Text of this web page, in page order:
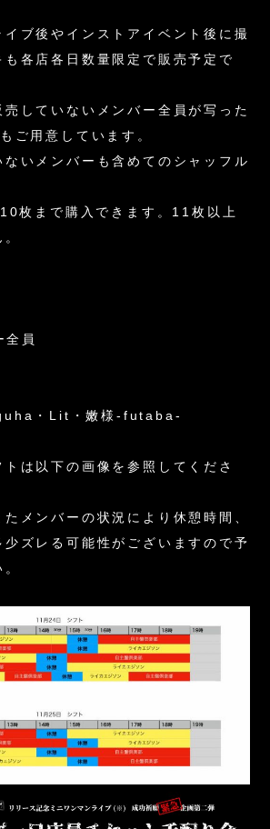
イブ後やインストアイベント後に撮
も各店各日数量限定で販売予定で
していないメンバー全員が写った
ご用意しています。
いメンバーも含めてのシャッフル
枚まで購入できます。11枚以上
員
・Lit・嫩様-futaba-
は以下の画像を参照してくださ
メンバーの状況により休憩時間、
少ズレる可能性がございますので予